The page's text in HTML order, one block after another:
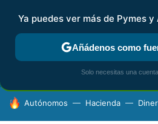
FISCALIDAD Y CONTABILIDAD
HOY SE HABLA DE
Autónomos Hacienda
Ya puedes ver más de Pymes
Añádenos como
Solo necesitas una